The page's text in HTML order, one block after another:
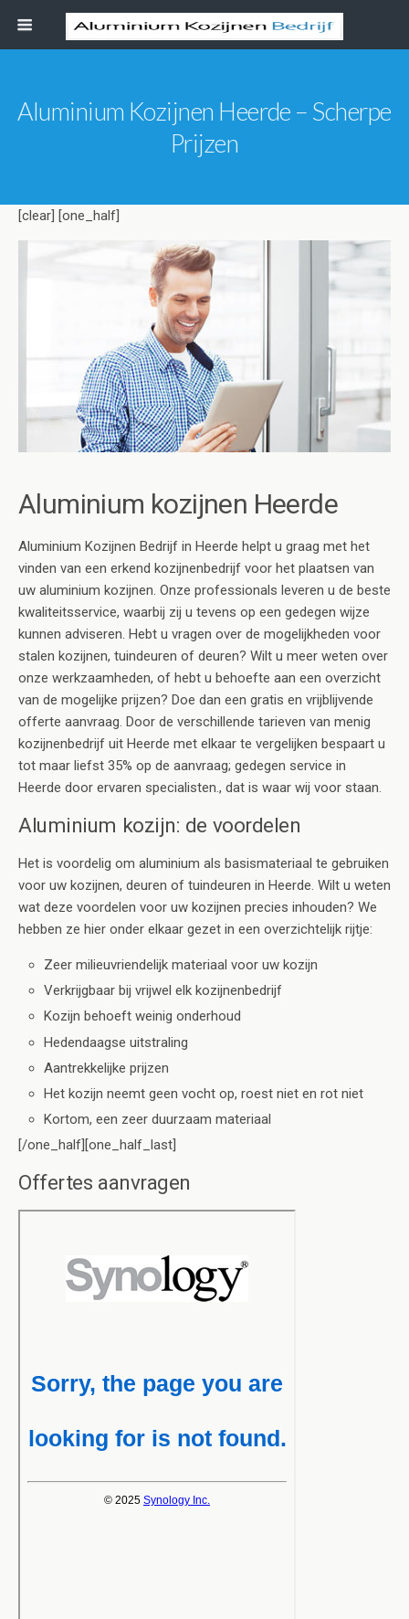
Aluminium Kozijnen Heerde – Scherpe
Prijzen
[clear] [one_half]
Aluminium kozijnen Heerde
Aluminium Kozijnen Bedrijf in Heerde helpt u graag met het
vinden van een erkend kozijnenbedrijf voor het plaatsen van
uw aluminium kozijnen. Onze professionals leveren u de beste
kwaliteitsservice, waarbij zij u tevens op een gedegen wijze
kunnen adviseren. Hebt u vragen over de mogelijkheden voor
stalen kozijnen, tuindeuren of deuren? Wilt u meer weten over
onze werkzaamheden, of hebt u behoefte aan een overzicht
van de mogelijke prijzen? Doe dan een gratis en vrijblijvende
offerte aanvraag. Door de verschillende tarieven van menig
kozijnenbedrijf uit Heerde met elkaar te vergelijken bespaart u
tot maar liefst 35% op de aanvraag; gedegen service in
Heerde door ervaren specialisten., dat is waar wij voor staan.
Aluminium kozijn: de voordelen
Het is voordelig om aluminium als basismateriaal te gebruiken
voor uw kozijnen, deuren of tuindeuren in Heerde. Wilt u weten
wat deze voordelen voor uw kozijnen precies inhouden? We
hebben ze hier onder elkaar gezet in een overzichtelijk rijtje:
Zeer milieuvriendelijk materiaal voor uw kozijn
Verkrijgbaar bij vrijwel elk kozijnenbedrijf
Kozijn behoeft weinig onderhoud
Hedendaagse uitstraling
Aantrekkelijke prijzen
Het kozijn neemt geen vocht op, roest niet en rot niet
Kortom, een zeer duurzaam materiaal
[/one_half][one_half_last]
Offertes aanvragen